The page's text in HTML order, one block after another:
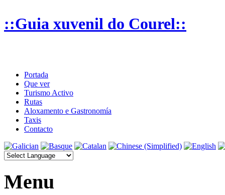
::Guia xuvenil do Courel::
Portada
Que ver
Turismo Activo
Rutas
Aloxamento e Gastronomía
Taxis
Contacto
Menu